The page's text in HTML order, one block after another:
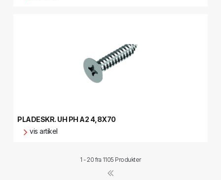
PLADESKR. UH PH A2 4,8X70
vis artikel
1 - 20 fra 1105 Produkter